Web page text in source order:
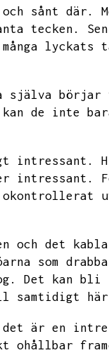
sånt där.
tecken.
själva börjar
de inte
intressant.
intressant.
okontrollerat
och det
som
Det kan bli
samtidigt
det är en
ohållbar